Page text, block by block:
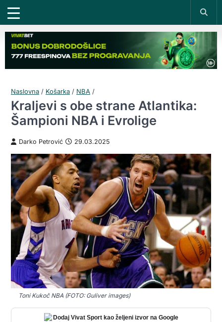
Naslovna / Košarka / NBA /
Kraljevi s obe strane Atlantika:
Šampioni NBA i Evrolige
Darko Petrović 29.03.2025
Toni Kukoč NBA (FOTO: Guliver images)
Dodaj Vivat Sport kao željeni izvor na Google